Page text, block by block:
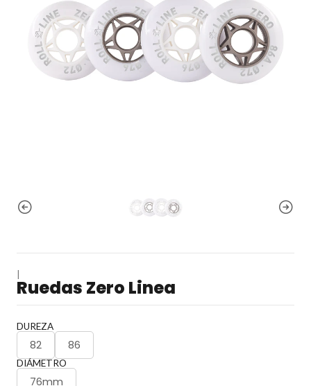
Ruedas Zero Linea
DUREZA
82 86
DIÁMETRO
76mm